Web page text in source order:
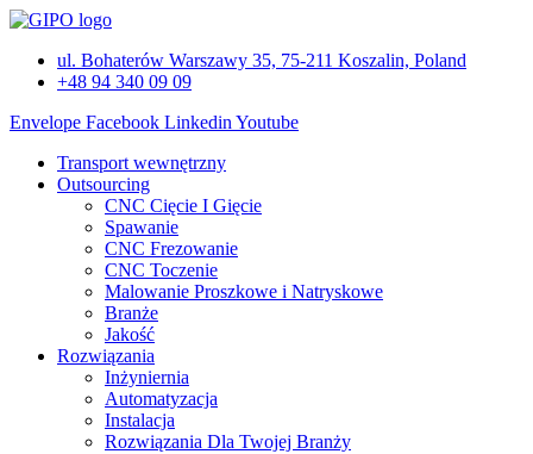
Przejdź
treści
ul. Bohaterów Warszawy 35, 75-211 Koszalin, Poland
+48 94 340 09 09
Envelope Facebook Linkedin Youtube
Transport wewnętrzny
Outsourcing
CNC Cięcie I Gięcie
Spawanie
CNC Frezowanie
CNC Toczenie
Malowanie Proszkowe i Natryskowe
Branże
Jakość
Rozwiązania
Inżyniernia
Automatyzacja
Instalacja
Rozwiązania Dla Twojej Branży